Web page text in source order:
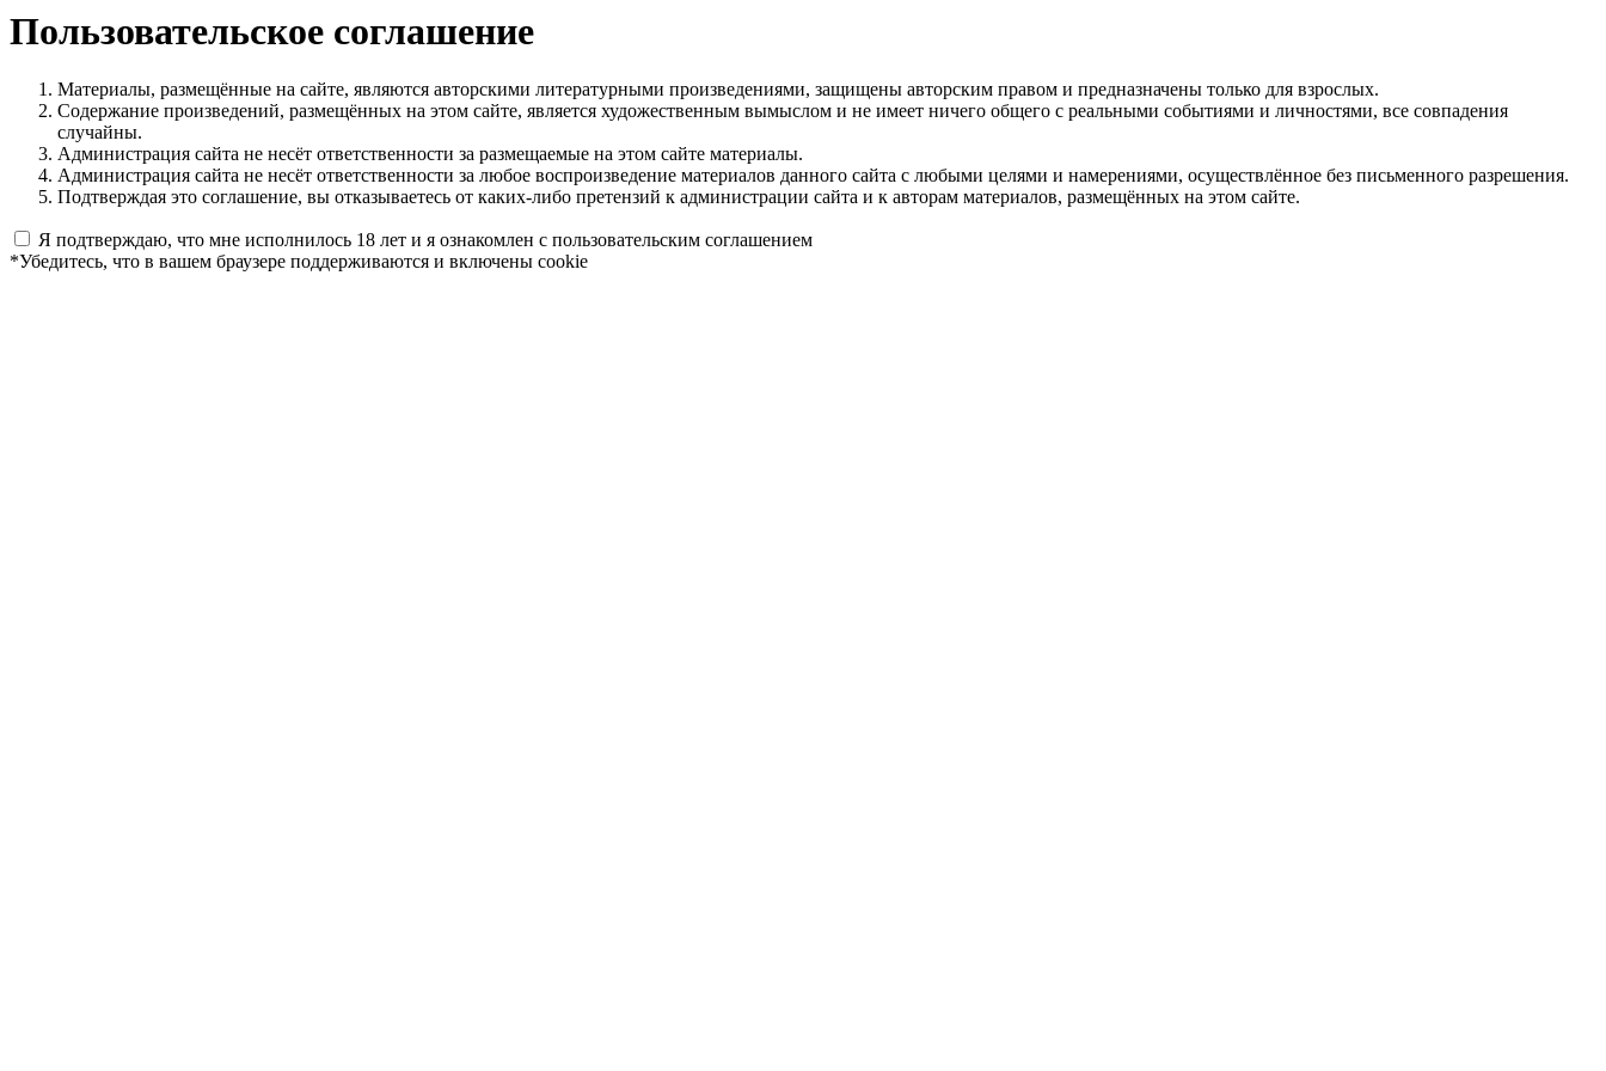
Пользовательское соглашение
Материалы, размещённые на сайте, являются авторскими литературными произведениями, защищены авторским правом и предназначены только для взрослых.
Содержание произведений, размещённых на этом сайте, является художественным вымыслом и не имеет ничего общего с реальными событиями и личностями, все совпадения
случайны.
Администрация сайта не несёт ответственности за размещаемые на этом сайте материалы.
Администрация сайта не несёт ответственности за любое воспроизведение материалов данного сайта с любыми целями и намерениями, осуществлённое без письменного разрешения.
Подтверждая это соглашение, вы отказываетесь от каких-либо претензий к администрации сайта и к авторам материалов, размещённых на этом сайте.
Я подтверждаю, что мне исполнилось 18 лет и я ознакомлен с пользовательским соглашением
*Убедитесь, что в вашем браузере поддерживаются и включены cookie